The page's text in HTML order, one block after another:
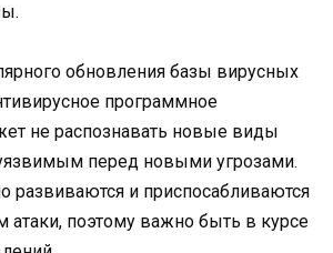
обновления базы вирусных
программное
не распознавать новые виды
перед новыми угрозами.
развиваются и приспосабливаются
поэтому важно быть в курсе